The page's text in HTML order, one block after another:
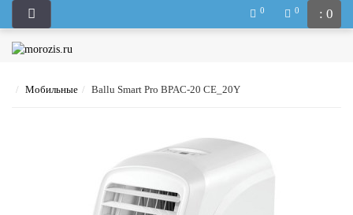
: 0
0 0
Мобильные Ballu Smart Pro BPAC-20 CE_20Y